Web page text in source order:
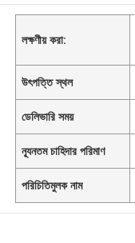
লক্ষণীয় করা:
উৎপত্তি স্থল
ডেলিভারি সময়
ন্যূনতম চাহিদার পরিমাণ
পরিচিতিমুলক নাম